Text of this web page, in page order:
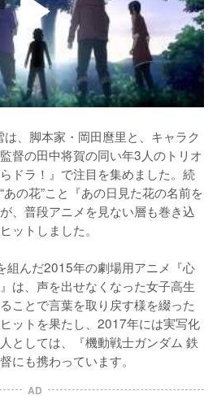
、脚本家・岡田麿里と、キャラク
督の田中将賀の同い年3人のトリオ
ドラ！』で注目を集めました。続
の花”こと『あの日見た花の名前を
、普段アニメを見ない層も巻き込
ットしました。
組んだ2015年の劇場用アニメ『心
は、声を出せなくなった女子高生
ことで言葉を取り戻す様を綴った
ットを果たし、2017年には実写化
としては、『機動戦士ガンダム 鉄
にも携わっています。
AD